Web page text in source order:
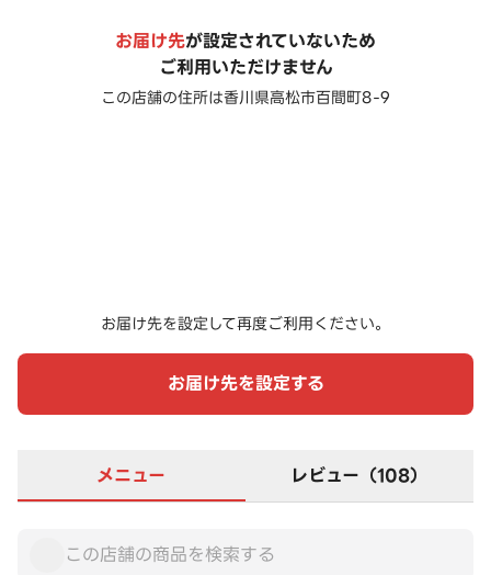
お届け先が設定されていないため
ご利用いただけません
この店舗の住所は香川県高松市百間町8-9
お届け先を設定して再度ご利用ください。
お届け先を設定する
メニュー レビュー（108）